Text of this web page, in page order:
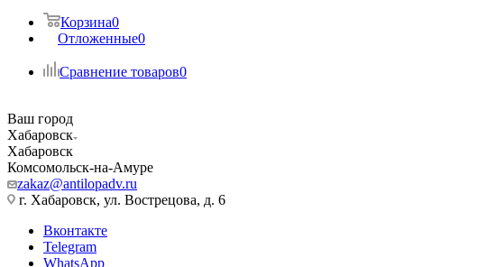
Корзина0
Отложенные0
Сравнение товаров0
Ваш город
Хабаровск
Хабаровск
Комсомольск-на-Амуре
zakaz@antilopadv.ru
г. Хабаровск, ул. Вострецова, д. 6
Вконтакте
Telegram
WhatsApp